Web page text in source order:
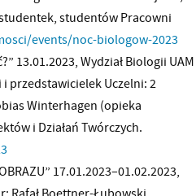
studentów Pracowni
events/noc-biologow-2023
13.01.2023, Wydział Biologii UAM
przedstawicielek Uczelni: 2
Winterhagen (opieka
i Działań Twórczych.
17.01.2023–01.02.2023,